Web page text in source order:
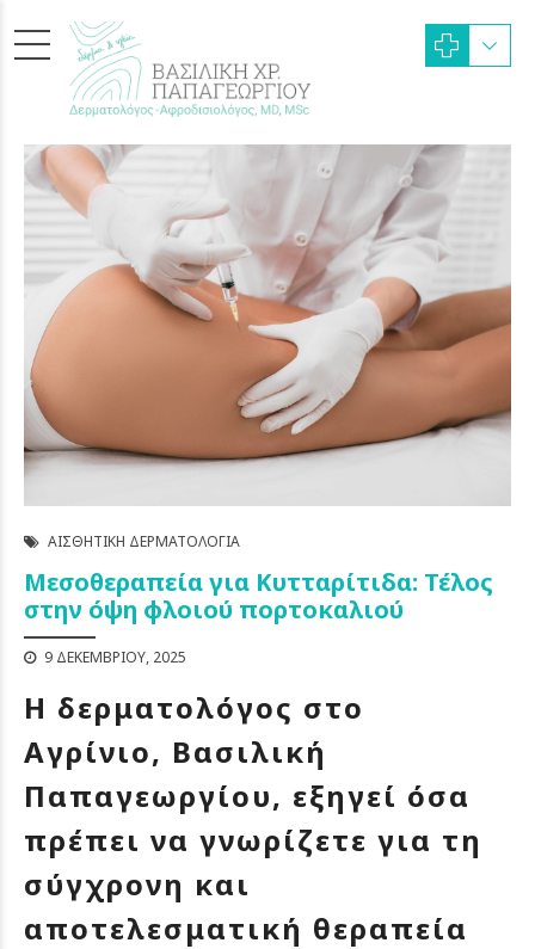
ΑΙΣΘΗΤΙΚΉ ΔΕΡΜΑΤΟΛΟΓΊΑ
Μεσοθεραπεία για Κυτταρίτιδα: Τέλος
στην όψη φλοιού πορτοκαλιού
9 ΔΕΚΕΜΒΡΊΟΥ, 2025
Η δερματολόγος στο
Αγρίνιο, Βασιλική
Παπαγεωργίου, εξηγεί όσα
πρέπει να γνωρίζετε για τη
σύγχρονη και
αποτελεσματική θεραπεία